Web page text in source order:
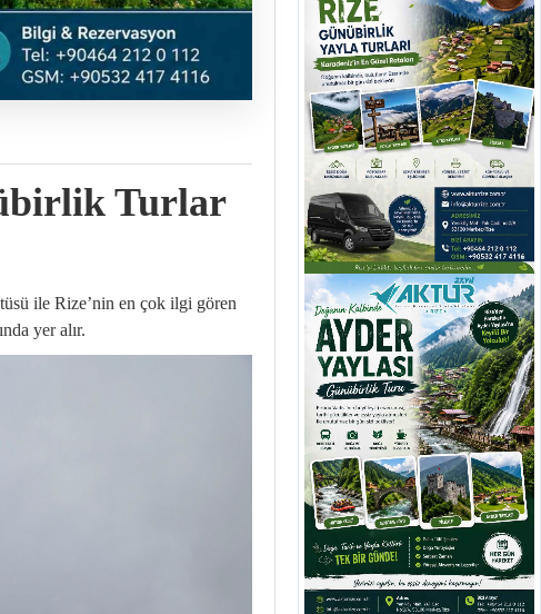
Turlar
ile Rize’nin en çok ilgi gören
yer alır.